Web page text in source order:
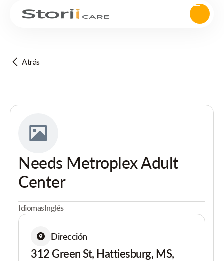
Atrás
Needs Metroplex Adult
Center
IdiomasInglés
Dirección
312 Green St, Hattiesburg, MS,